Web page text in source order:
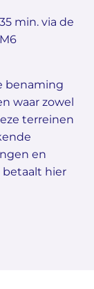
35 min. via de
M6
benaming
waar zowel
terreinen
en
betaalt hier